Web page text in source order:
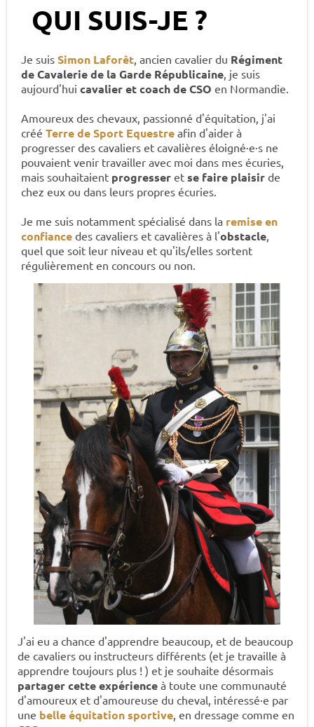
QUI SUIS-JE ?
Je suis Simon Laforêt , ancien cavalier du Régiment
de Cavalerie de la Garde Républicaine , je suis
aujourd'hui cavalier et coach de CSO en Normandie.
Amoureux des chevaux, passionné d'équitation, j'ai
créé Terre de Sport Equestre afin d'aider à
progresser des cavaliers et cavalières éloigné·e·s ne
pouvaient venir travailler avec moi dans mes écuries,
mais souhaitaient progresser et se faire plaisir de
chez eux ou dans leurs propres écuries.
Je me suis notamment spécialisé dans la remise en
confiance des cavaliers et cavalières à l'obstacle
quel que soit leur niveau et qu'ils/elles sortent
régulièrement en concours ou non.
J'ai eu a chance d'apprendre beaucoup, et de beaucoup
de cavaliers ou instructeurs différents (et je travaille à
apprendre toujours plus ! ) et je souhaite désormais
partager cette expérience à toute une communauté
d'amoureux et d'amoureuse du cheval, intéressé·e par
une belle équitation sportive , en dressage comme en